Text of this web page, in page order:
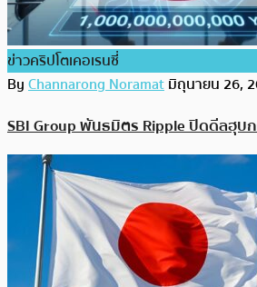
ข่าวคริปโตเคอเรนซี่
ByChannarong Noramatมิถุนายน 26,
SBI Group พันธมิตร Ripple ปิดดีลฮุบ